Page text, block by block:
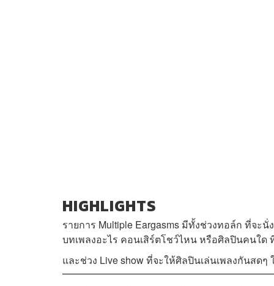
HIGHLIGHTS
รายการ Multiple Eargasms มีทั้งช่วงทอล์ก ที่จะ
บทเพลงอะไร คอนเสิร์ตโชว์ไหน หรือศิลปินคนใด
และช่วง Live show ที่จะให้ศิลปินเล่นเพลงกันสด